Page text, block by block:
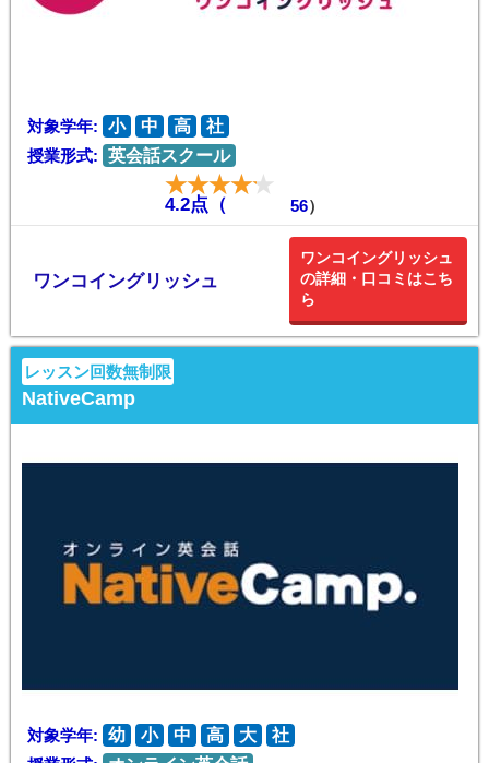
対象学年: 小 中 高
社
授業形式: 英会話スクール
4.2点（ 56）
ワンコイングリッシュ
ワンコイングリッシュ
の詳細・口コミはこち
ら
レッスン回数無制限
NativeCamp
対象学年: 幼 小 中 高 大
社